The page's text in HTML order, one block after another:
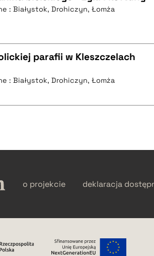
: Białystok, Drohiczyn, Łomża
parafii w Kleszczelach
: Białystok, Drohiczyn, Łomża
o projekcie deklaracja